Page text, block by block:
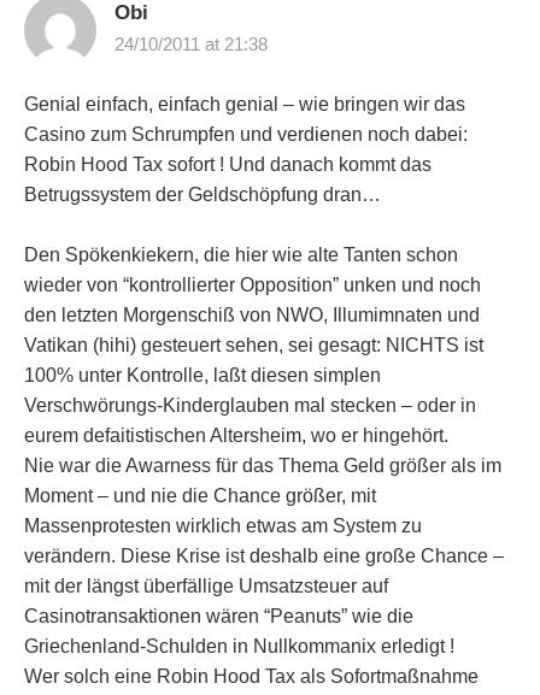
Obi
24/10/2011 at 21:38
Genial einfach, einfach genial – wie bringen wir das
Casino zum Schrumpfen und verdienen noch dabei:
Robin Hood Tax sofort ! Und danach kommt das
Betrugssystem der Geldschöpfung dran…
Den Spökenkiekern, die hier wie alte Tanten schon
wieder von “kontrollierter Opposition” unken und noch
den letzten Morgenschiß von NWO, Illumimnaten und
Vatikan (hihi) gesteuert sehen, sei gesagt: NICHTS ist
100% unter Kontrolle, laßt diesen simplen
Verschwörungs-Kinderglauben mal stecken – oder in
eurem defaitistischen Altersheim, wo er hingehört.
Nie war die Awarness für das Thema Geld größer als im
Moment – und nie die Chance größer, mit
Massenprotesten wirklich etwas am System zu
verändern. Diese Krise ist deshalb eine große Chance –
mit der längst überfällige Umsatzsteuer auf
Casinotransaktionen wären “Peanuts” wie die
Griechenland-Schulden in Nullkommanix erledigt !
Wer solch eine Robin Hood Tax als Sofortmaßnahme